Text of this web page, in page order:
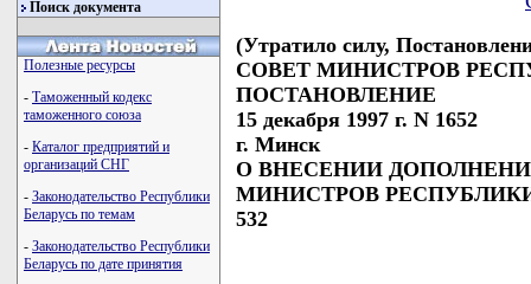
Поиск документа
Полезные ресурсы
- Таможенный кодекс
таможенного союза
- Каталог предприятий и
организаций СНГ
- Законодательство Республики
Беларусь по темам
- Законодательство Республики
Беларусь по дате принятия
(Утратило силу,
СОВЕТ МИНИСТРОВ
ПОСТАНОВЛЕНИЕ
15 декабря 1997 г. N 1652
г. Минск
О ВНЕСЕНИИ
МИНИСТРОВ РЕСПУБЛИКИ
532